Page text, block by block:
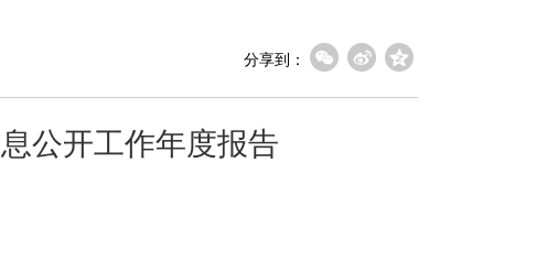
分享到：
公开工作年度报告